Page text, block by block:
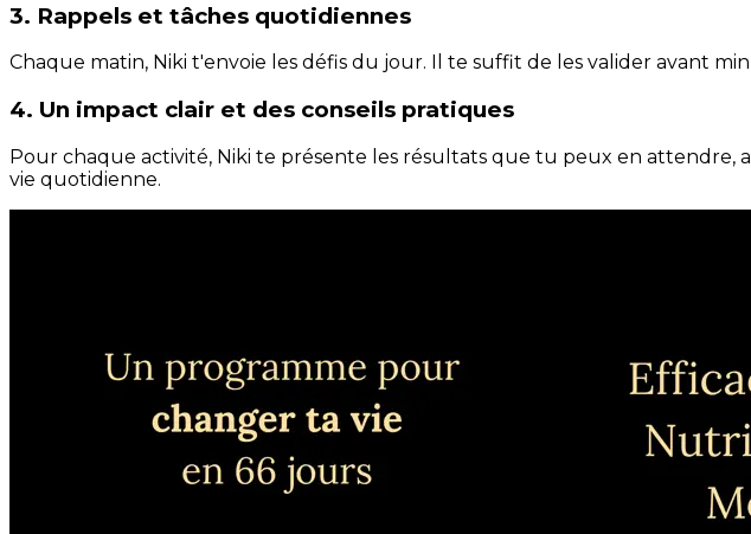
3. Rappels et tâches quotidiennes
Chaque matin, Niki t'envoie les défis du jour. Il te suffit de les valider avant
4. Un impact clair et des conseils pratiques
Pour chaque activité, Niki te présente les résultats que tu peux en attendre,
vie quotidienne.